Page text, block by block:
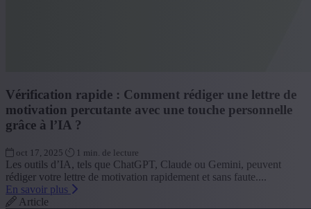
Vérification rapide : Comment rédiger une lettre de
motivation percutante avec une touche personnelle
grâce à l’IA ?
oct 17, 2025 1 min. de lecture
Les outils d’IA, tels que ChatGPT, Claude ou Gemini, peuvent
rédiger votre lettre de motivation rapidement et sans faute....
En savoir plus
Article